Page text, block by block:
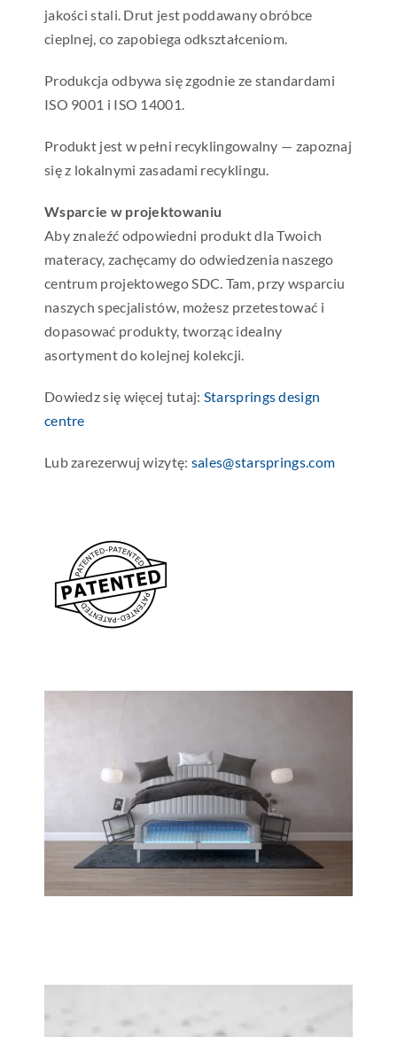
jakości stali. Drut jest poddawany obróbce
cieplnej, co zapobiega odkształceniom.
Produkcja odbywa się zgodnie ze standardami
ISO 9001 i ISO 14001.
Produkt jest w pełni recyklingowalny — zapoznaj
się z lokalnymi zasadami recyklingu.
Wsparcie w projektowaniu
Aby znaleźć odpowiedni produkt dla Twoich
materacy, zachęcamy do odwiedzenia naszego
centrum projektowego SDC. Tam, przy wsparciu
naszych specjalistów, możesz przetestować i
dopasować produkty, tworząc idealny
asortyment do kolejnej kolekcji.
Dowiedz się więcej tutaj: Starsprings design
centre
Lub zarezerwuj wizytę: sales@starsprings.com